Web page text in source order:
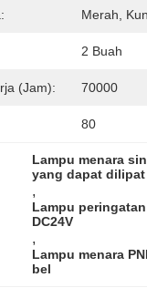
Merah,
2 Buah
(jam): 70000
80
Lampu menara
yang dapat dilipat
,
Lampu
DC24V
,
Lampu menara
bel